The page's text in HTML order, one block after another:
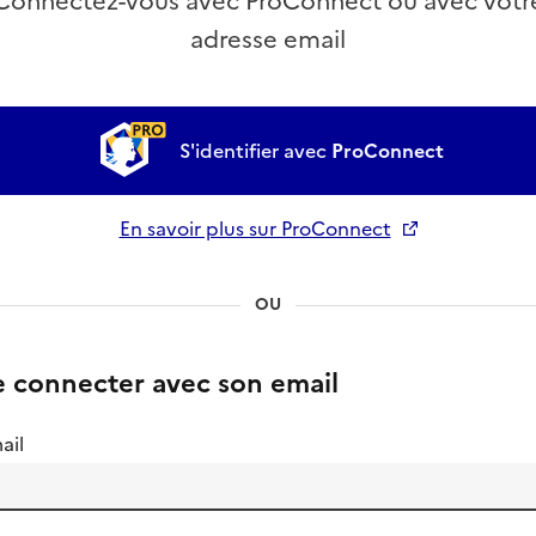
adresse email
S'identifier avec ProConnect
En savoir plus sur ProConnect
OU
connecter avec son email